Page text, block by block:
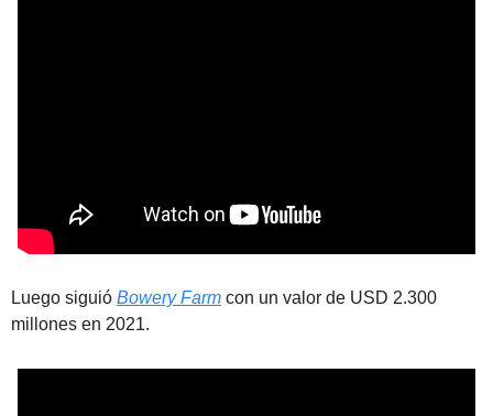
Luego siguió Bowery Farm con un valor de USD 2.300
millones en 2021.